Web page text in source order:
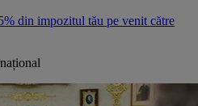
din impozitul tău pe venit către